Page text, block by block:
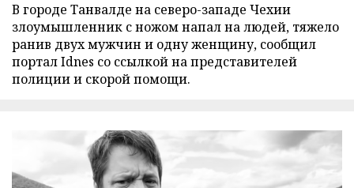
В городе Танвалде на северо-западе Чехии
злоумышленник с ножом напал на людей, тяжело
ранив двух мужчин и одну женщину, сообщил
портал Idnes со ссылкой на представителей
полиции и скорой помощи.